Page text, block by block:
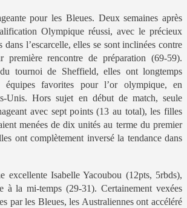
pour les Bleues. Deux semaines après
Olympique réussi, avec le précieux
dans l’escarcelle, elles se sont inclinées contre
première rencontre de préparation (69-59).
tournoi de Sheffield, elles ont longtemps
équipes favorites pour l’or olympique, en
Unis. Hors sujet en début de match, seule
avec sept points (13 au total), les filles
menées de dix unités au terme du premier
ont complètement inversé la tendance dans
excellente Isabelle Yacoubou (12pts, 5rbds),
à la mi-temps (29-31). Certainement vexées
par les Bleues, les Australiennes ont accéléré